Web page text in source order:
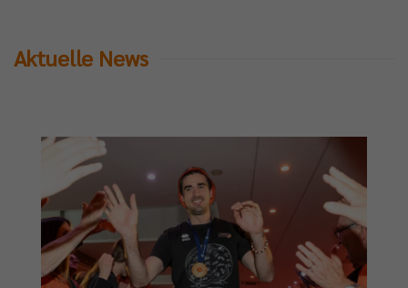
Aktuelle News